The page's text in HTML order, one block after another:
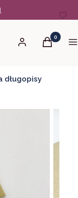
Zaloguj sięProdukty
Koszyk
długopisy